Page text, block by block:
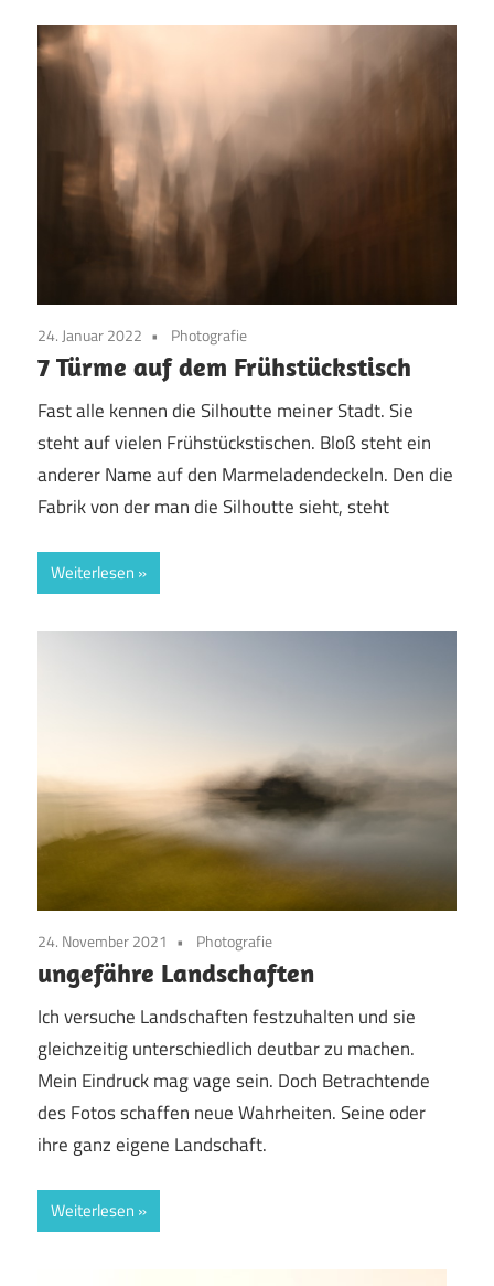
24. Januar 2022 Photografie
7 Türme auf dem Frühstückstisch
Fast alle kennen die Silhoutte meiner Stadt. Sie
steht auf vielen Frühstückstischen. Bloß steht ein
anderer Name auf den Marmeladendeckeln. Den die
Fabrik von der man die Silhoutte sieht, steht
Weiterlesen
24. November 2021 Photografie
ungefähre Landschaften
Ich versuche Landschaften festzuhalten und sie
gleichzeitig unterschiedlich deutbar zu machen.
Mein Eindruck mag vage sein. Doch Betrachtende
des Fotos schaffen neue Wahrheiten. Seine oder
ihre ganz eigene Landschaft.
Weiterlesen